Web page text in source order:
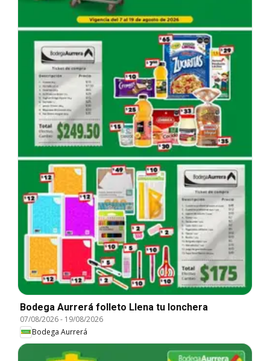
Bodega Aurrerá folleto Llena tu lonchera
07/08/2026- 19/08/2026
Bodega Aurrerá